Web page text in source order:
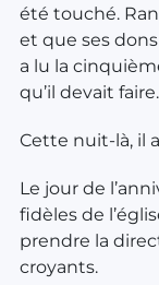
été touché.
et que ses
a lu la
qu’il devait faire.
Cette nuit-là, il
Le jour de
fidèles de
prendre la
croyants.